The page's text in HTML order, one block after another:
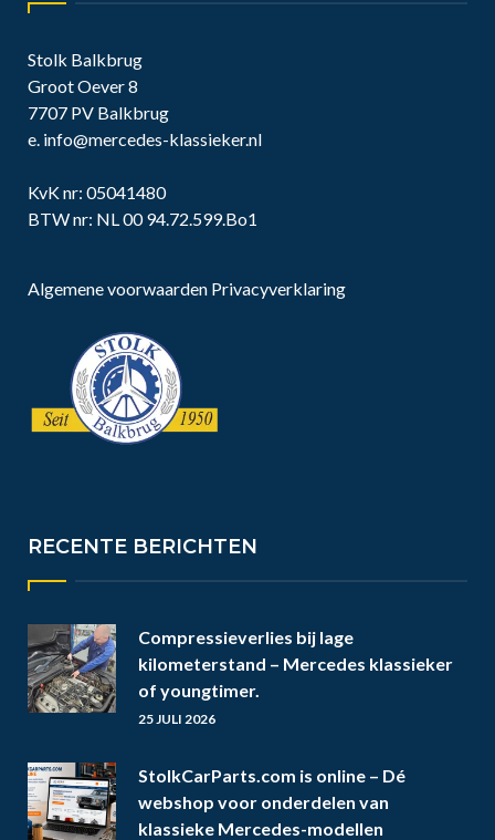
Stolk Balkbrug
Groot Oever 8
7707 PV Balkbrug
e. info@mercedes-klassieker.nl
KvK nr: 05041480
BTW nr: NL 00 94.72.599.Bo1
Algemene voorwaarden Privacyverklaring
RECENTE BERICHTEN
Compressieverlies bij lage
kilometerstand – Mercedes klassieker
of youngtimer.
25 JULI 2026
StolkCarParts.com is online – Dé
webshop voor onderdelen van
klassieke Mercedes-modellen